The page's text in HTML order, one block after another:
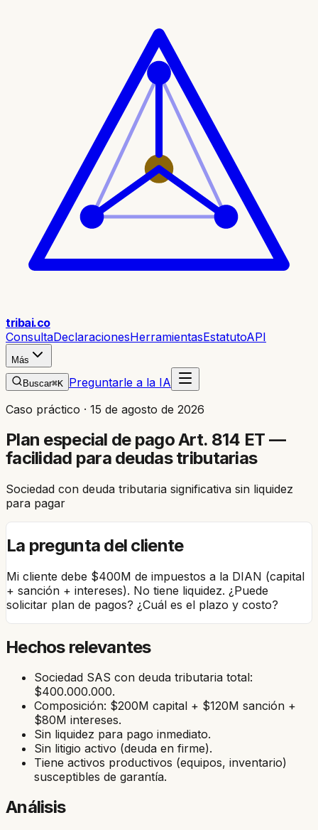
tribai.co
ConsultaDeclaracionesHerramientasEstatutoAPI
Más
Buscar⌘K Preguntarle a la IA
Caso práctico · 15 de agosto de 2026
Plan especial de pago Art. 814 ET —
facilidad para deudas tributarias
Sociedad con deuda tributaria significativa sin liquidez
para pagar
La pregunta del cliente
Mi cliente debe $400M de impuestos a la DIAN (capital
+ sanción + intereses). No tiene liquidez. ¿Puede
solicitar plan de pagos? ¿Cuál es el plazo y costo?
Hechos relevantes
Sociedad SAS con deuda tributaria total:
$400.000.000.
Composición: $200M capital + $120M sanción +
$80M intereses.
Sin liquidez para pago inmediato.
Sin litigio activo (deuda en firme).
Tiene activos productivos (equipos, inventario)
susceptibles de garantía.
Análisis